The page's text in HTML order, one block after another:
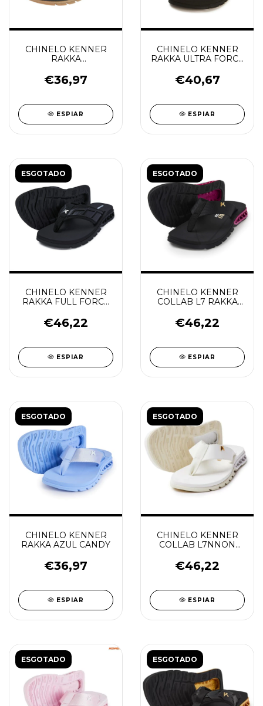
CHINELO KENNER
RAKKA
€36,97
ESPIAR
CHINELO KENNER
RAKKA ULTRA FORCE
€40,67
ESPIAR
ESGOTADO
CHINELO KENNER
RAKKA FULL FORCE
€46,22
ESPIAR
ESGOTADO
CHINELO KENNER
COLLAB L7 RAKKA
PRETO/ROSA/PRETO
€46,22
ESPIAR
ESGOTADO
CHINELO KENNER
RAKKA AZUL CANDY
€36,97
ESPIAR
ESGOTADO
CHINELO KENNER
COLLAB L7NNON
BRANCO/BRANCO
€46,22
ESPIAR
ESGOTADO ESGOTADO